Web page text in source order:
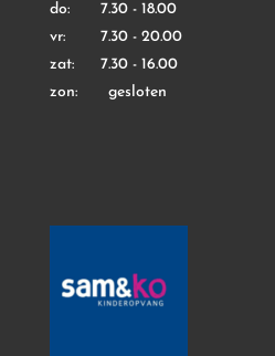
do: 7.30 - 18.00
vr: 7.30 - 20.00
zat: 7.30 - 16.00
zon: gesloten